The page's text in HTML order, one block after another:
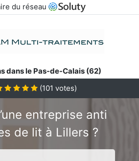
du réseau
dans le Pas-de-Calais (62)
(101 votes)
entreprise anti
de lit à Lillers ?